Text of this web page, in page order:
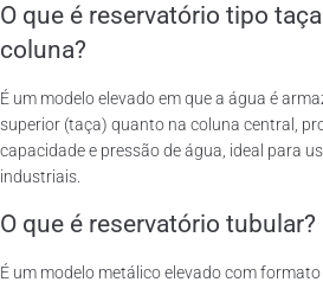
O que é reservatório tipo
coluna?
É um modelo elevado em que a água é
superior (taça) quanto na coluna central,
capacidade e pressão de água, ideal para
industriais.
O que é reservatório tubular?
É um modelo metálico elevado com